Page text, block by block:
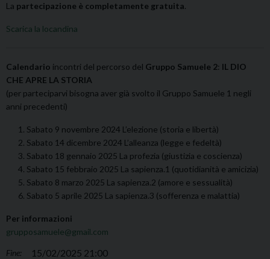
La partecipazione è completamente gratuita.
Scarica la locandina
Calendario incontri del percorso del Gruppo Samuele 2: IL DIO
CHE APRE LA STORIA
(per parteciparvi bisogna aver già svolto il Gruppo Samuele 1 negli
anni precedenti)
Sabato 9 novembre 2024 L’elezione (storia e libertà)
Sabato 14 dicembre 2024 L’alleanza (legge e fedeltà)
Sabato 18 gennaio 2025 La profezia (giustizia e coscienza)
Sabato 15 febbraio 2025 La sapienza.1 (quotidianità e amicizia)
Sabato 8 marzo 2025 La sapienza.2 (amore e sessualità)
Sabato 5 aprile 2025 La sapienza.3 (sofferenza e malattia)
Per informazioni
grupposamuele@gmail.com
Fine: 15/02/2025 21:00